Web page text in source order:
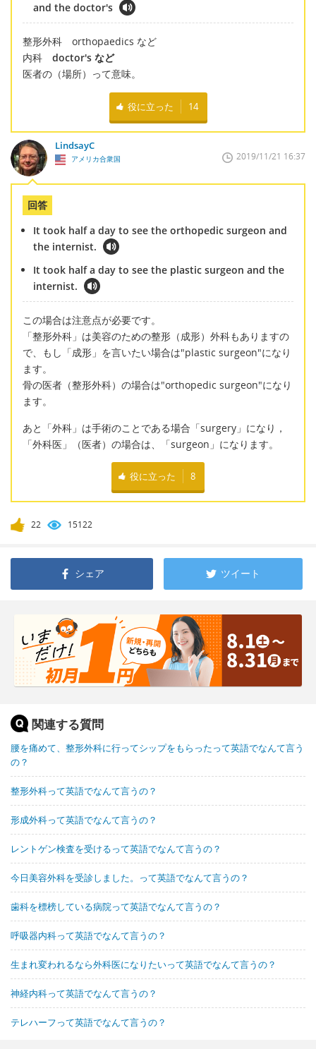
and the doctor's
整形外科 orthopaedics など
内科 doctor's など
医者の（場所）って意味。
役に立った 14
LindsayC
アメリカ合衆国 2019/11/21 16:37
回答
It took half a day to see the orthopedic surgeon and
the internist.
It took half a day to see the plastic surgeon and the
internist.
この場合は注意点が必要です。
「整形外科」は美容のための整形（成形）外科もありますの
で、もし「成形」を言いたい場合は"plastic surgeon"になり
ます。
骨の医者（整形外科）の場合は"orthopedic surgeon"になり
ます。
あと「外科」は手術のことである場合「surgery」になり，
「外科医」（医者）の場合は、「surgeon」になります。
役に立った 8
22 15122
シェア ツイート
関連する質問
腰を痛めて、整形外科に行ってシップをもらったって英語でなんて言う
の？
整形外科って英語でなんて言うの？
形成外科って英語でなんて言うの？
レントゲン検査を受けるって英語でなんて言うの？
今日美容外科を受診しました。って英語でなんて言うの？
歯科を標榜している病院って英語でなんて言うの？
呼吸器内科って英語でなんて言うの？
生まれ変われるなら外科医になりたいって英語でなんて言うの？
神経内科って英語でなんて言うの？
テレハーフって英語でなんて言うの？